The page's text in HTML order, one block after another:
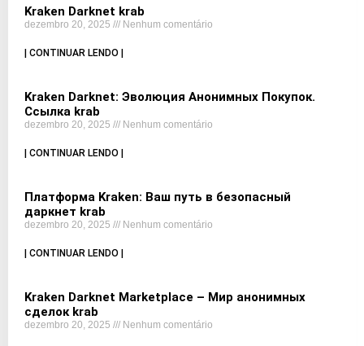
Kraken Darknet krab
dezembro 20, 2025 Nenhum comentário
| CONTINUAR LENDO |
Kraken Darknet: Эволюция Анонимных Покупок.
Ссылка krab
dezembro 20, 2025 Nenhum comentário
| CONTINUAR LENDO |
Платформа Kraken: Ваш путь в безопасный
даркнет krab
dezembro 20, 2025 Nenhum comentário
| CONTINUAR LENDO |
Kraken Darknet Marketplace – Мир анонимных
сделок krab
dezembro 20, 2025 Nenhum comentário